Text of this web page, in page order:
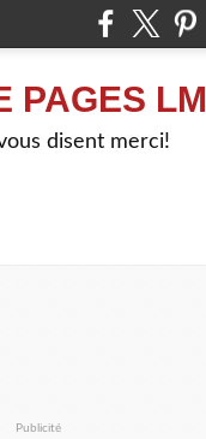
PAGES LM
disent merci!
Publicité